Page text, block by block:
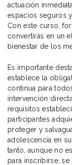
actuación
espacios seguros
Con este curso,
convertirás en un
bienestar de los
Es importante
establece la
continua para
intervención
requisitos
participantes
proteger y
adolescencia en
tanto, aunque no
para inscribirse,